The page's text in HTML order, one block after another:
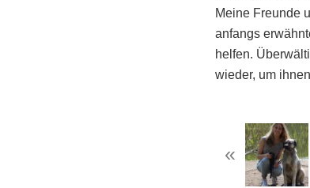
Meine Freunde
anfangs
helfen.
wieder, um
Previous
Post:
«